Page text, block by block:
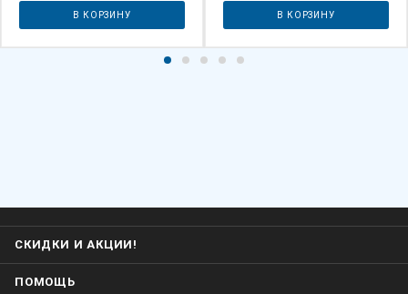
В КОРЗИНУ В КОРЗИНУ
СКИДКИ И АКЦИИ!
ПОМОЩЬ